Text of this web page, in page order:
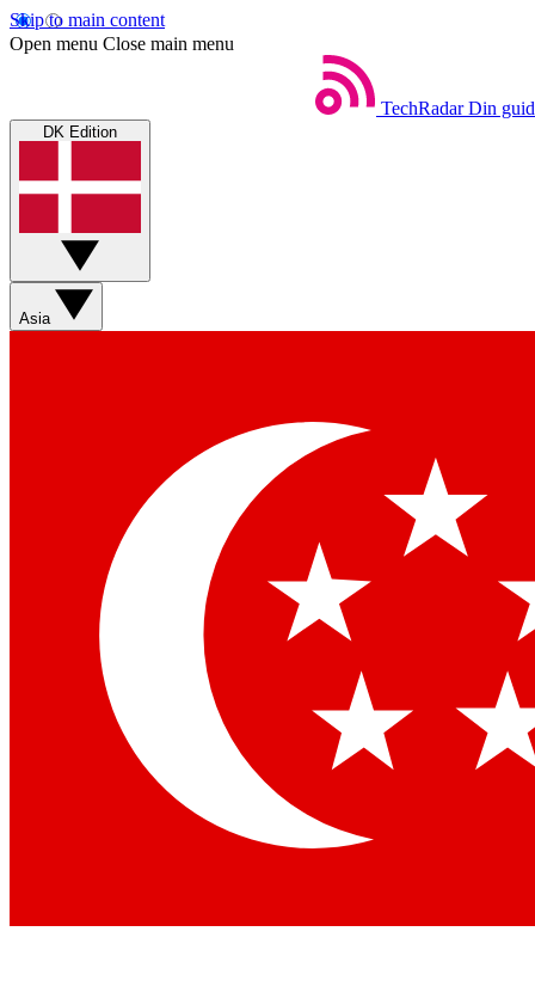
Skip to main content
Open menu Close main menu
TechRadar Din
DK Edition
Asia